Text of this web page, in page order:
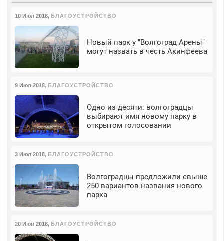
10 Июл 2018, БЛАГОУСТРОЙСТВО
Новый парк у "Волгоград Арены"
могут назвать в честь Акинфеева
9 Июл 2018, БЛАГОУСТРОЙСТВО
Одно из десяти: волгоградцы
выбирают имя новому парку в
открытом голосовании
3 Июл 2018, БЛАГОУСТРОЙСТВО
Волгоградцы предложили свыше
250 вариантов названия нового
парка
20 Июн 2018, БЛАГОУСТРОЙСТВО